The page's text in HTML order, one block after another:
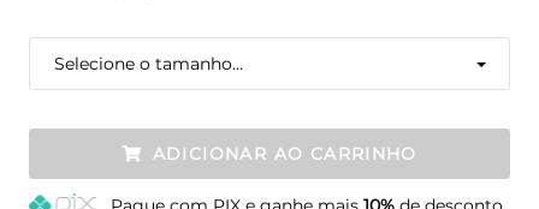
Selecione o tamanho...
ADICIONAR AO CARRINHO